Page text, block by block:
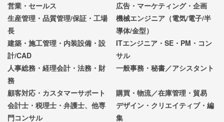
営業・セールス
広告・マーケティング・企画
生産管理・品質管理/保証・工場
長
機械エンジニア（電気/電子/半
導体/金型）
建築・施工管理・内装設備・設
計/CAD
ITエンジニア・SE・PM・コン
サル
人事総務・経理会計・法務・財
務
一般事務・秘書／アシスタント
顧客対応・カスタマーサポート
購買・物流／在庫管理・貿易
会計士・税理士・弁護士、他専
門コンサル
デザイン・クリエイティブ・編
集